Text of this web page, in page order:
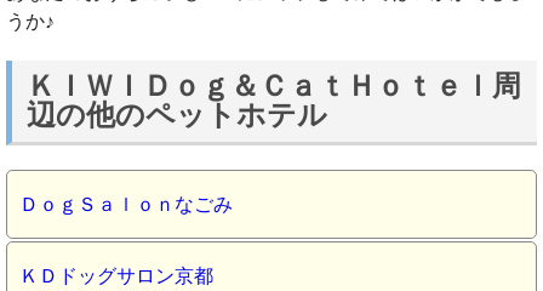
うか♪
ＫＩＷＩＤｏｇ＆ＣａｔＨｏｔｅｌ周
辺の他のペットホテル
ＤｏｇＳａｌｏｎなごみ
ＫＤドッグサロン京都